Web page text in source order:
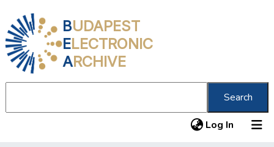
BUDAPEST
ELECTRONIC
ARCHIVE
Search
Log In (current)